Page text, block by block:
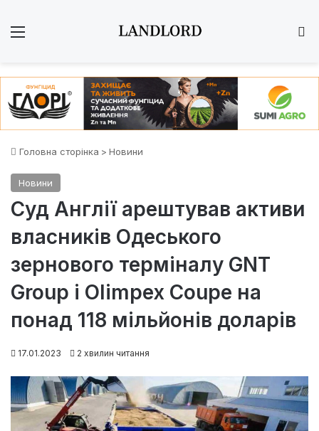
Головна сторінка > Новини
Новини
Суд Англії арештував активи
власників Одеського
зернового терміналу GNT
Group і Olimpex Coupe на
понад 118 мільйонів доларів
17.01.2023 2 хвилин читання